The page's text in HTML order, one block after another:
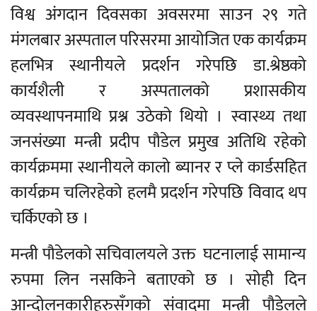
विश्व अंगदान दिवसका अवसरमा साउन २९ गते
मंगलबार अस्पताल परिसरमा आयोजित एक कार्यक्रम
हलभित्र स्थानीयले प्रदर्शन गरेपछि डा.श्रेष्ठको
कार्यशैली र अस्पतालको प्रशासकीय
व्यवस्थापनमाथि प्रश्न उठेको थियो । स्वास्थ्य तथा
जनसंख्या मन्त्री प्रदीप पौडेल प्रमुख अतिथि रहेको
कार्यक्रममा स्थानीयले कालो ब्यानर र प्ले कार्डसहित
कार्यक्रम चलिरहेको हलमै प्रदर्शन गरेपछि विवाद थप
चर्किएको छ ।
मन्त्री पौडेलको सचिवालयले उक्त घटनालाई सामान्य
रुपमा लिन नसकिने बताएको छ । सोही दिन